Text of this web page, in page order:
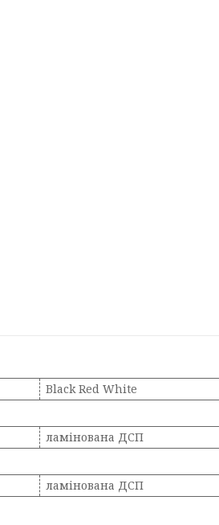
Black Red White
ламінована ДСП
ламінована ДСП